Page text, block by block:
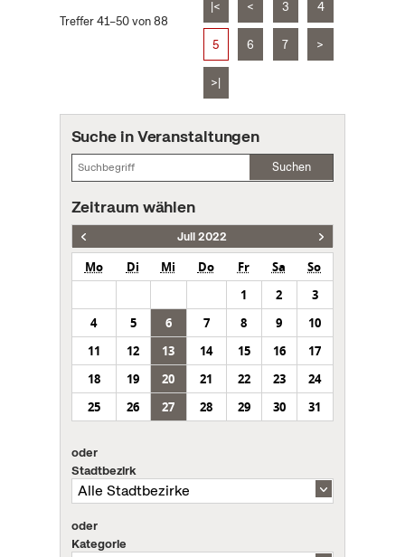
Treffer 41–50 von 88
|< < 3 4
5 6 7 >
>|
Suche in Veranstaltungen
Suchen
Zeitraum wählen
Juli 2022
Mo Di Mi Do Fr Sa
So
1
2
3
4
5 6 7 8 9
10
11
12 13 14 15 16
17
18
19 20 21 22 23
24
25
26 27 28 29 30 31
oder
Stadtbezirk
oder
Kategorie